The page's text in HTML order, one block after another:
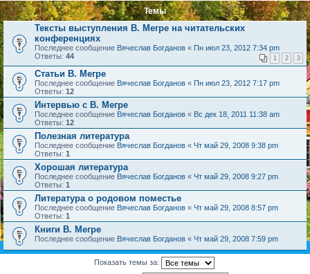
Темы
Тексты выступления В. Мегре на читательских
конференциях
Последнее сообщение Вячеслав Богданов « Пн июл 23, 2012 7:34 pm
Ответы: 44 1 2 3
Статьи В. Мегре
Последнее сообщение Вячеслав Богданов « Пн июл 23, 2012 7:17 pm
Ответы: 12
Интервью с В. Мегре
Последнее сообщение Вячеслав Богданов « Вс дек 18, 2011 11:38 am
Ответы: 12
Полезная литература
Последнее сообщение Вячеслав Богданов « Чт май 29, 2008 9:38 pm
Ответы: 1
Хорошая литература
Последнее сообщение Вячеслав Богданов « Чт май 29, 2008 9:27 pm
Ответы: 1
Литература о родовом поместье
Последнее сообщение Вячеслав Богданов « Чт май 29, 2008 8:57 pm
Ответы: 1
Книги В. Мегре
Последнее сообщение Вячеслав Богданов « Чт май 29, 2008 7:59 pm
Показать темы за: